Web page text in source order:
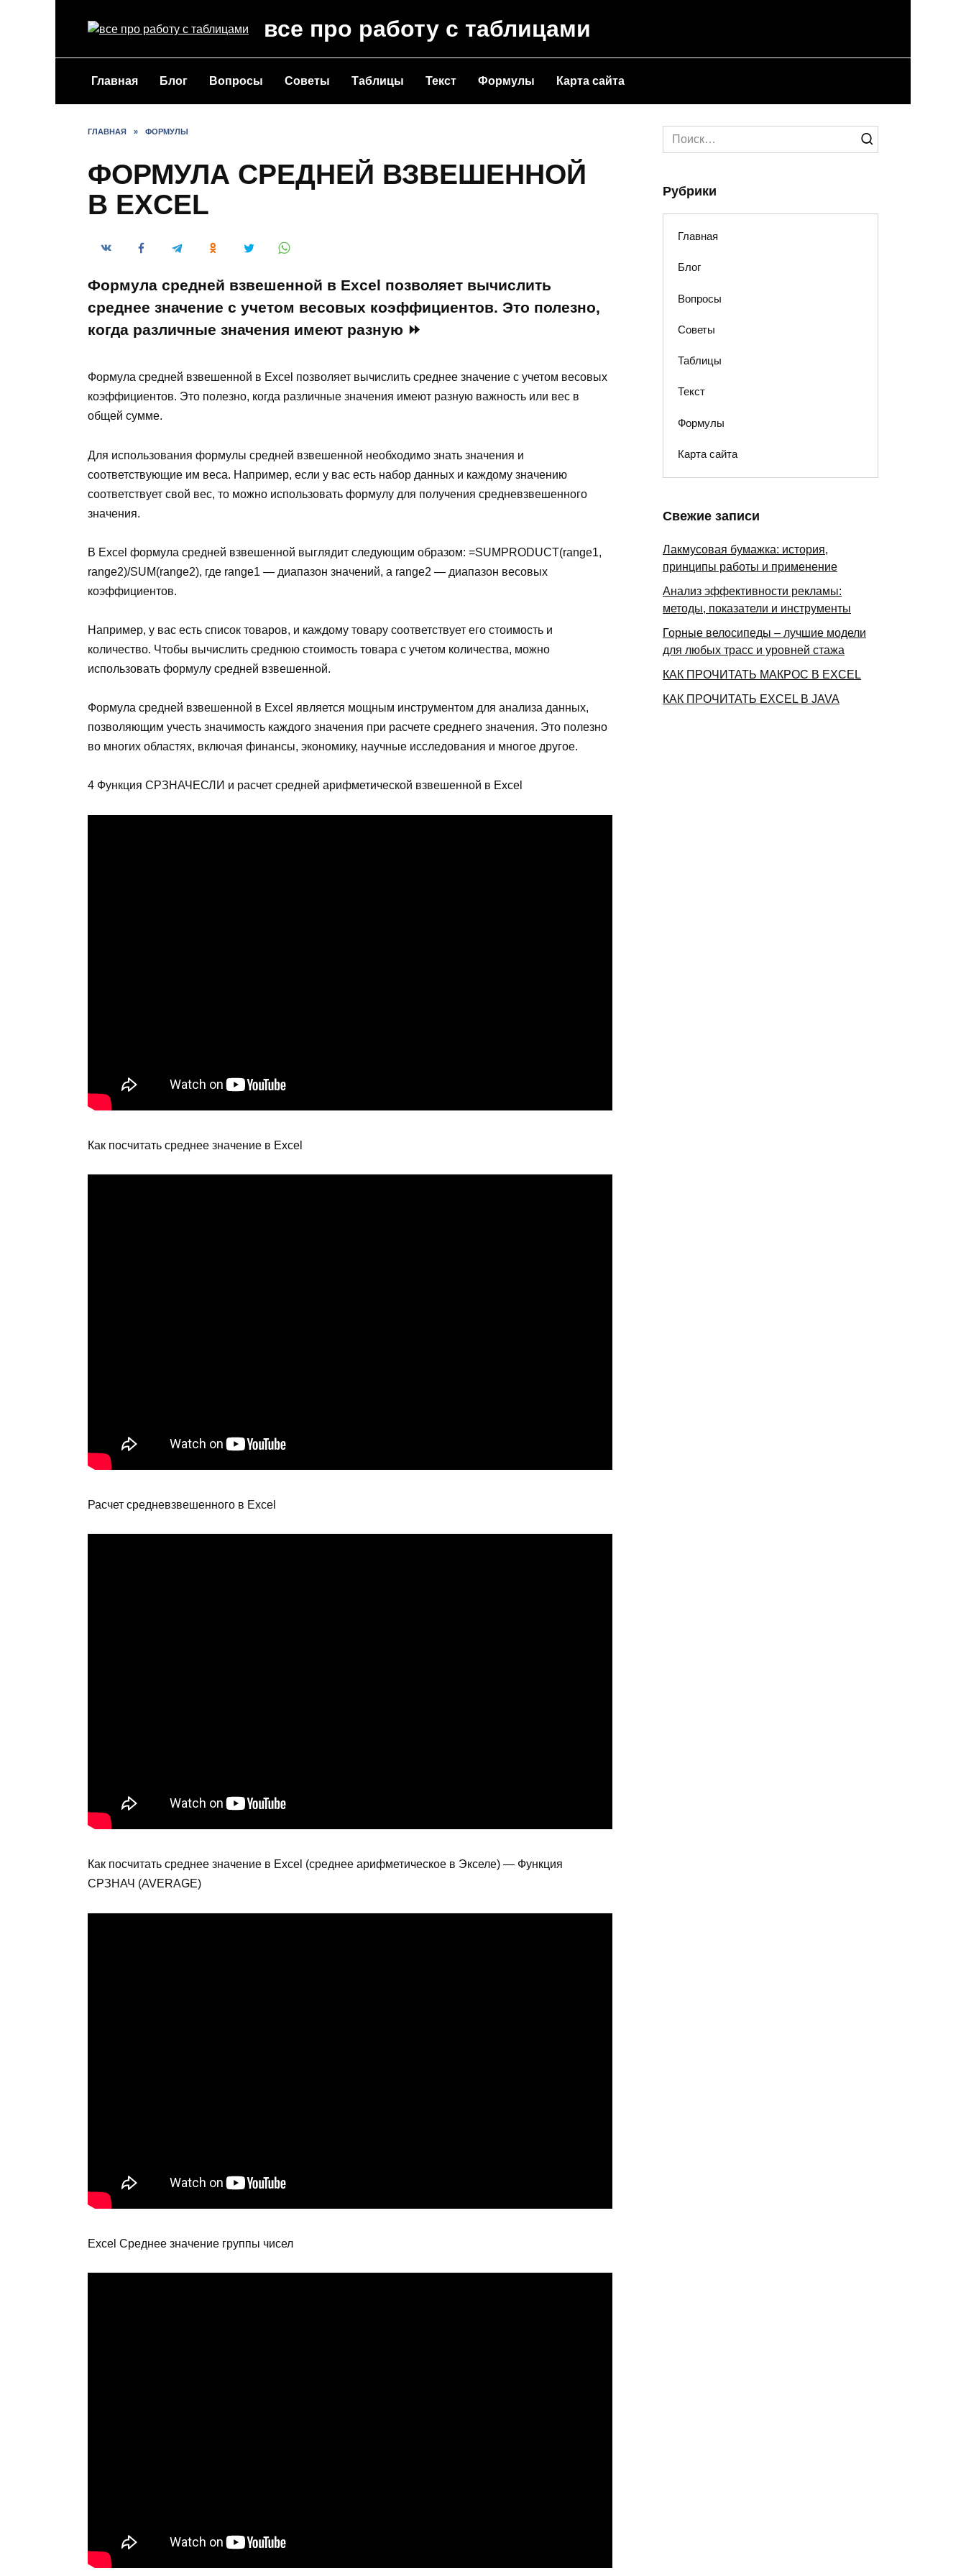
все про работу с таблицами
Главная Блог Вопросы Советы Таблицы Текст Формулы Карта сайта
ГЛАВНАЯ » ФОРМУЛЫ
ФОРМУЛА СРЕДНЕЙ ВЗВЕШЕННОЙ
В EXCEL
Формула средней взвешенной в Excel позволяет вычислить
среднее значение с учетом весовых коэффициентов. Это полезно,
когда различные значения имеют разную ⏩
Формула средней взвешенной в Excel позволяет вычислить среднее значение с учетом весовых
коэффициентов. Это полезно, когда различные значения имеют разную важность или вес в
общей сумме.
Для использования формулы средней взвешенной необходимо знать значения и
соответствующие им веса. Например, если у вас есть набор данных и каждому значению
соответствует свой вес, то можно использовать формулу для получения средневзвешенного
значения.
В Excel формула средней взвешенной выглядит следующим образом: =SUMPRODUCT(range1,
range2)/SUM(range2), где range1 — диапазон значений, а range2 — диапазон весовых
коэффициентов.
Например, у вас есть список товаров, и каждому товару соответствует его стоимость и
количество. Чтобы вычислить среднюю стоимость товара с учетом количества, можно
использовать формулу средней взвешенной.
Формула средней взвешенной в Excel является мощным инструментом для анализа данных,
позволяющим учесть значимость каждого значения при расчете среднего значения. Это полезно
во многих областях, включая финансы, экономику, научные исследования и многое другое.
4 Функция СРЗНАЧЕСЛИ и расчет средней арифметической взвешенной в Excel
Как посчитать среднее значение в Excel
Расчет средневзвешенного в Excel
Как посчитать среднее значение в Excel (среднее арифметическое в Экселе) — Функция
СРЗНАЧ (AVERAGE)
Excel Среднее значение группы чисел
Search
for:
Рубрики
Главная
Блог
Вопросы
Советы
Таблицы
Текст
Формулы
Карта сайта
Свежие записи
Лакмусовая бумажка: история,
принципы работы и применение
Анализ эффективности рекламы:
методы, показатели и инструменты
Горные велосипеды – лучшие модели
для любых трасс и уровней стажа
КАК ПРОЧИТАТЬ МАКРОС В EXCEL
КАК ПРОЧИТАТЬ EXCEL В JAVA